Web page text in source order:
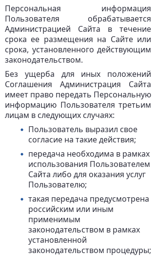
Персональная информация
Пользователя обрабатывается
Администрацией Сайта в течение
срока ее размещения на Сайте или
срока, установленного действующим
законодательством.
Без ущерба для иных положений
Соглашения Администрация Сайта
имеет право передать Персональную
информацию Пользователя третьим
лицам в следующих случаях:
Пользователь выразил свое
согласие на такие действия;
передача необходима в рамках
использования Пользователем
Сайта либо для оказания услуг
Пользователю;
такая передача предусмотрена
российским или иным
применимым
законодательством в рамках
установленной
законодательством процедуры;